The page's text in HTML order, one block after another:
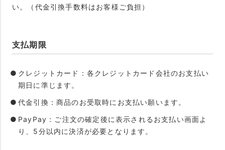
い。（代金引換手数料はお客様ご負担）
支払期限
クレジットカード：各クレジットカード会社のお支払い
期日に準じます。
代金引換：商品のお受取時にお支払い願います。
PayPay：ご注文の確定後に表示されるお支払い画面よ
り、5分以内に決済が必要となります。